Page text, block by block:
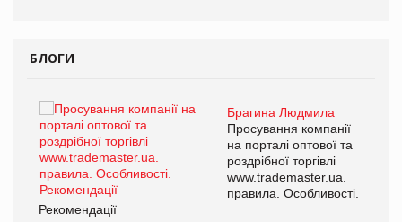
БЛОГИ
Брагина Людмила
Просування компанії
на порталі оптової та
роздрібної торгівлі
www.trademaster.ua.
правила. Особливості.
Рекомендації